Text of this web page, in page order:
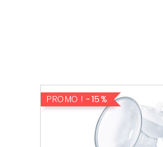
PROMO ! -15%